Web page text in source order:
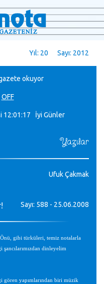
Yıl: 20 Sayı: 2012
okuyor
OFF
12:01:17 İyi Günler
Yazılar
Ufuk Çakmak
Sayı: 588 - 25.06.2008
gibi türküleri, temiz notalarla
dinleyelim
gören yapımlarından biri müzik